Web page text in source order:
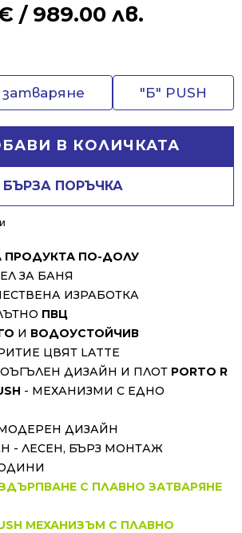
/ 989.00 лв.
"Б" PUSH
В КОЛИЧКАТА
БЪРЗА ПОРЪЧКА
ПРОДУКТА ПО-ДОЛУ
ЗА БАНЯ
ИЗРАБОТКА
ПВЦ
И ВОДОУСТОЙЧИВ
ЦВЯТ LATTE
ДИЗАЙН И ПЛОТ PORTO R
- МЕХАНИЗМИ С ЕДНО
ДИЗАЙН
- ЛЕСЕН, БЪРЗ МОНТАЖ
С ПЛАВНО ЗАТВАРЯНЕ
МЕХАНИЗЪМ С ПЛАВНО